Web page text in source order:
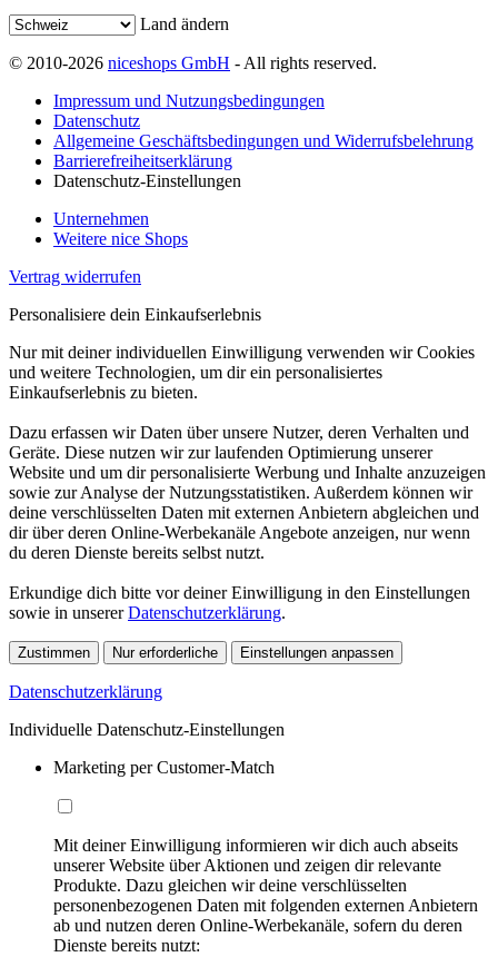
Land ändern
© 2010-2026 niceshops GmbH - All rights reserved.
Impressum und Nutzungsbedingungen
Datenschutz
Allgemeine Geschäftsbedingungen und Widerrufsbelehrung
Barrierefreiheitserklärung
Datenschutz-Einstellungen
Unternehmen
Weitere nice Shops
Vertrag widerrufen
Personalisiere dein Einkaufserlebnis
Nur mit deiner individuellen Einwilligung verwenden wir Cookies
und weitere Technologien, um dir ein personalisiertes
Einkaufserlebnis zu bieten.
Dazu erfassen wir Daten über unsere Nutzer, deren Verhalten und
Geräte. Diese nutzen wir zur laufenden Optimierung unserer
Website und um dir personalisierte Werbung und Inhalte anzuzeigen
sowie zur Analyse der Nutzungsstatistiken. Außerdem können wir
deine verschlüsselten Daten mit externen Anbietern abgleichen und
dir über deren Online-Werbekanäle Angebote anzeigen, nur wenn
du deren Dienste bereits selbst nutzt.
Erkundige dich bitte vor deiner Einwilligung in den Einstellungen
sowie in unsererDatenschutzerklärung.
Zustimmen Nur erforderliche Einstellungen anpassen
Datenschutzerklärung
Individuelle Datenschutz-Einstellungen
Marketing per Customer-Match
Mit deiner Einwilligung informieren wir dich auch abseits
unserer Website über Aktionen und zeigen dir relevante
Produkte. Dazu gleichen wir deine verschlüsselten
personenbezogenen Daten mit folgenden externen Anbietern
ab und nutzen deren Online-Werbekanäle, sofern du deren
Dienste bereits nutzt: